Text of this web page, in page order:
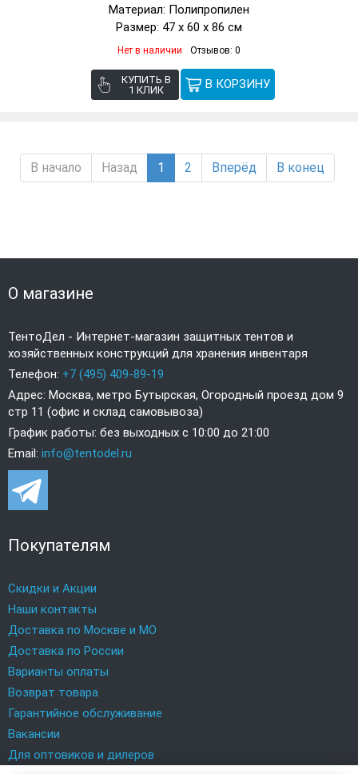
Материал: Полипропилен
Размер: 47 x 60 x 86 см
Нет в наличии Отзывов: 0
КУПИТЬ В
1 КЛИК
В начало Назад 1 2 Вперёд В конец
О магазине
ТентоДел - Интернет-магазин защитных тентов и
хозяйственных конструкций для хранения инвентаря
Телефон: +7 (495) 409-89-19
Адрес: Москва, метро Бутырская, Огородный проезд дом 9
стр 11 (офис и склад самовывоза)
График работы: без выходных с 10:00 до 21:00
Email: info@tentodel.ru
Покупателям
Скидки и Акции
Наши контакты
Доставка по Москве и МО
Доставка по России
Варианты оплаты
Возврат товара
Гарантийное обслуживание
Вакансии
Для оптовиков и дилеров